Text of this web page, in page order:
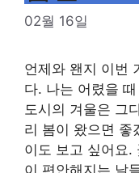
02월 16일
언제와 왠지 이번
다. 나는 어렸을
도시의 겨울은 그
리 봄이 왔으면 좋
이도 보고 싶어요.
이 편안해지는 날